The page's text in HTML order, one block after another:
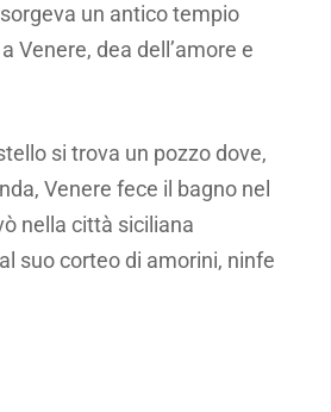
un antico tempio
Venere, dea dell’amore e
si trova un pozzo dove,
Venere fece il bagno nel
nella città siciliana
suo corteo di amorini, ninfe